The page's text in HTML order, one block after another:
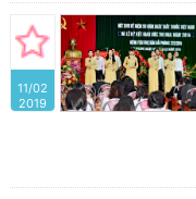
11/02
2019